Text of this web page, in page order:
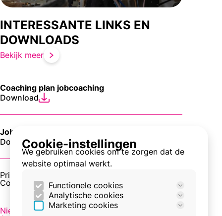
Cookie-instellingen
We gebruiken cookies om te zorgen dat de
website optimaal werkt.
Functionele cookies
Deze cookies zijn nodig om de site goed te
laten werken.
Analytische cookies
Deze cookies worden gebruikt om het
Marketing cookies
INTERESSANTE LINKS EN
DOWNLOADS
Bekijk meer
Coaching plan jobcoaching
Download
Jobcoaching verantwoordingsrapportage
Download
Privacy en cookies
Cookie-instellingen
Nieuws